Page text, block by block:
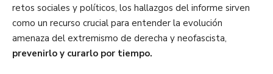
retos sociales y políticos, los hallazgos del informe sirven
como un recurso crucial para entender la evolución
amenaza del extremismo de derecha y neofascista,
prevenirlo y curarlo por tiempo.